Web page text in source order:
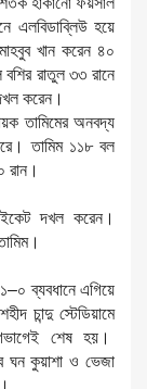
এলবিডাব্লিউ হয়ে
খান করেন ৪০
রাতুল ৩৩ রানে
করেন।
তামিমের অনবদ্য
তামিম ১১৮ বল
রান।
দখল করেন।
ব্যবধানে এগিয়ে
চান্দু স্টেডিয়ামে
শেষ হয়।
ঘন কুয়াশা ও ভেজা